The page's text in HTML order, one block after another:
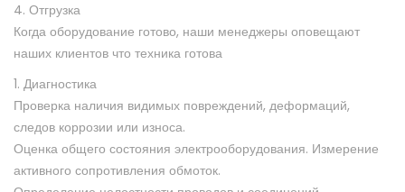
4. Отгрузка
Когда оборудование готово, наши менеджеры оповещают
наших клиентов что техника готова
1. Диагностика
Проверка наличия видимых повреждений, деформаций,
следов коррозии или износа.
Оценка общего состояния электрооборудования. Измерение
активного сопротивления обмоток.